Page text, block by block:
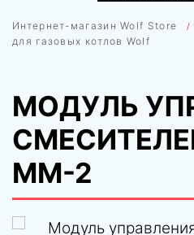
Интернет-магазин Wolf Store
для газовых котлов Wolf
МОДУЛЬ
ММ-2